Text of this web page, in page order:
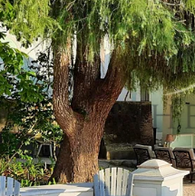
próximamente
Flórida -
próximamente